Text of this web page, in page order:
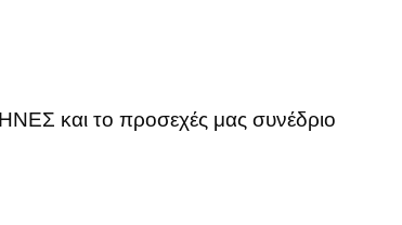
και το προσεχές μας συνέδριο